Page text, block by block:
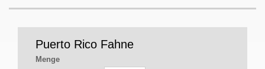
Puerto Rico Fahne
Menge